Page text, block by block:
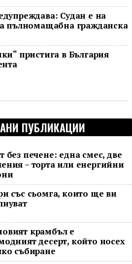
Судан е на
пълномащабна гражданска
пристига в България
ПУБЛИКАЦИИ
без печене: една смес, две
– торта или енергийни
със сьомга, които ще ви
крамбъл е
десерт, който носех
събиране